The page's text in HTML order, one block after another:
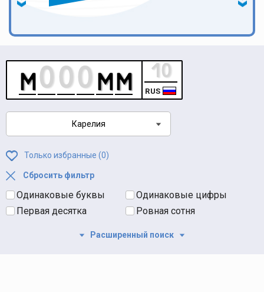
RUS
Карелия
Только избранные (0)
Сбросить фильтр
Одинаковые буквы
Одинаковые цифры
Первая десятка
Ровная сотня
Расширенный поиск